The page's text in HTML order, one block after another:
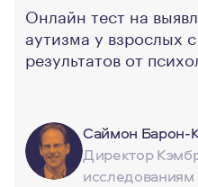
Онлайн тест на
аутизма у взрослых
результатов от
Саймон Барон-
Директор
исследованиям